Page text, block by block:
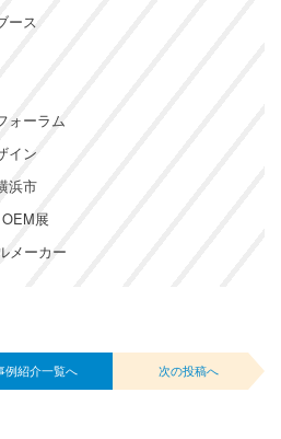
ース
ォーラム
イン
浜市
展
メーカー
例紹介一覧へ 次の投稿へ